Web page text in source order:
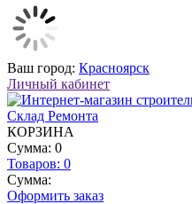
Ваш город: Красноярск
Личный кабинет
КОРЗИНА
Сумма: 0
Товаров: 0
Сумма:
Оформить заказ